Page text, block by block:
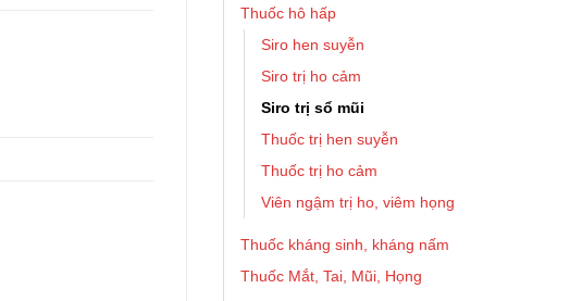
Thuốc hô hấp
Siro hen suyễn
Siro trị ho cảm
Siro trị sổ mũi
Thuốc trị hen suyễn
Thuốc trị ho cảm
Viên ngậm trị ho, viêm họng
Thuốc kháng sinh, kháng nấm
Thuốc Mắt, Tai, Mũi, Họng